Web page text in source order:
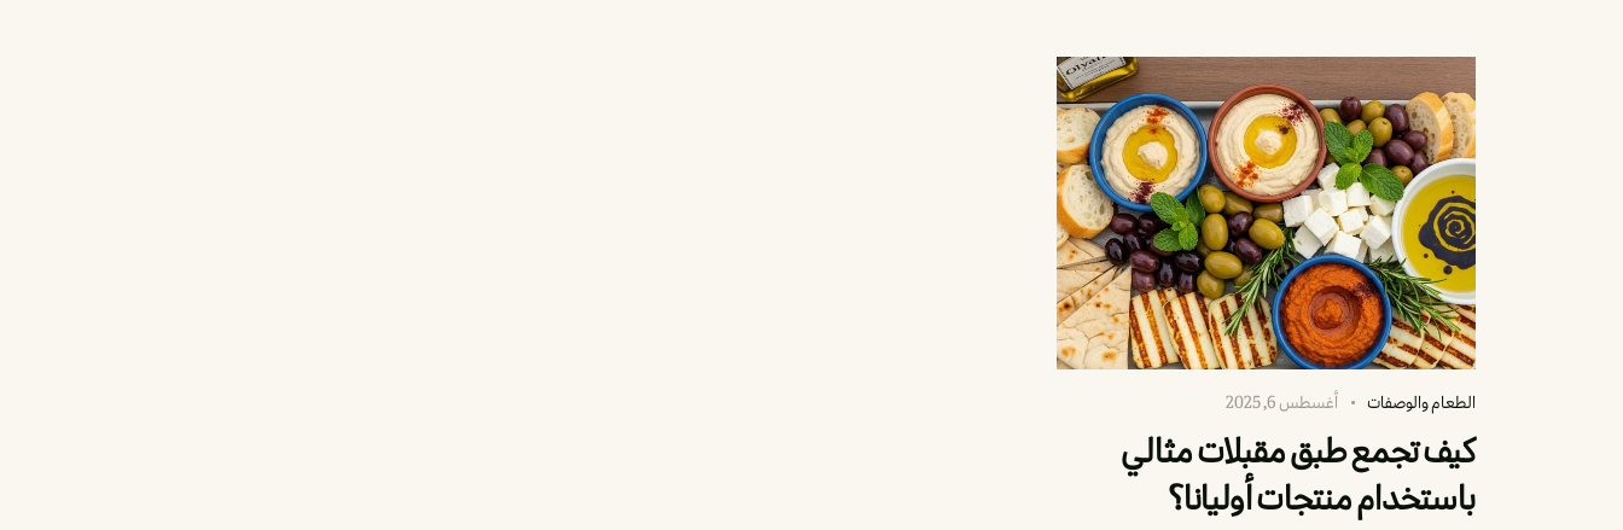
الطعام والوصفات أغسطس 6, 2025
كيف تجمع طبق مقبلات مثالي
باستخدام منتجات أوليانا؟